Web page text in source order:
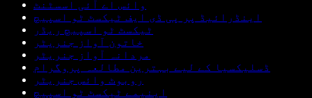
وائس اے آئی اسسٹنٹ
اینڈرائیڈ پر پی ڈی ایف ٹیکسٹ ٹو اسپیچ
ٹیکسٹ ٹو اسپیچ ریڈر
خاتون آواز جنریٹر
مردانہ آواز جنریٹر
ڈسلیکسیا کے لیے بہترین مطالعہ پروگرام
روبوٹ وائس جنریٹر
اینیمے ٹیکسٹ ٹو اسپیچ